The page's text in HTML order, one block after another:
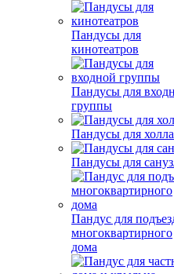
Пандусы для
кинотеатров
Пандусы для
группы
Пандусы для холла
Пандусы для
Пандус для
многоквартирного
дома